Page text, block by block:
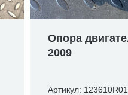
Опора
2009
Артикул: